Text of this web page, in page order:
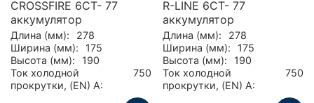
CROSSFIRE 6СТ- 77
аккумулятор
Длина (мм):
278
Ширина (мм):
175
Высота (мм):
190
Ток холодной
прокрутки, (EN) А:
750
R-LINE 6СТ- 77
аккумулятор
Длина (мм):
278
Ширина (мм):
175
Высота (мм):
190
Ток холодной
прокрутки, (EN) А:
750